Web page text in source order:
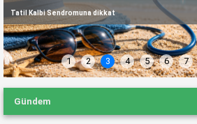
TÜİK 2025 ölüm istatistiklerini açıkladı: En yaygın
hastalıkları
1 2 3 4 5 6 7
Gündem